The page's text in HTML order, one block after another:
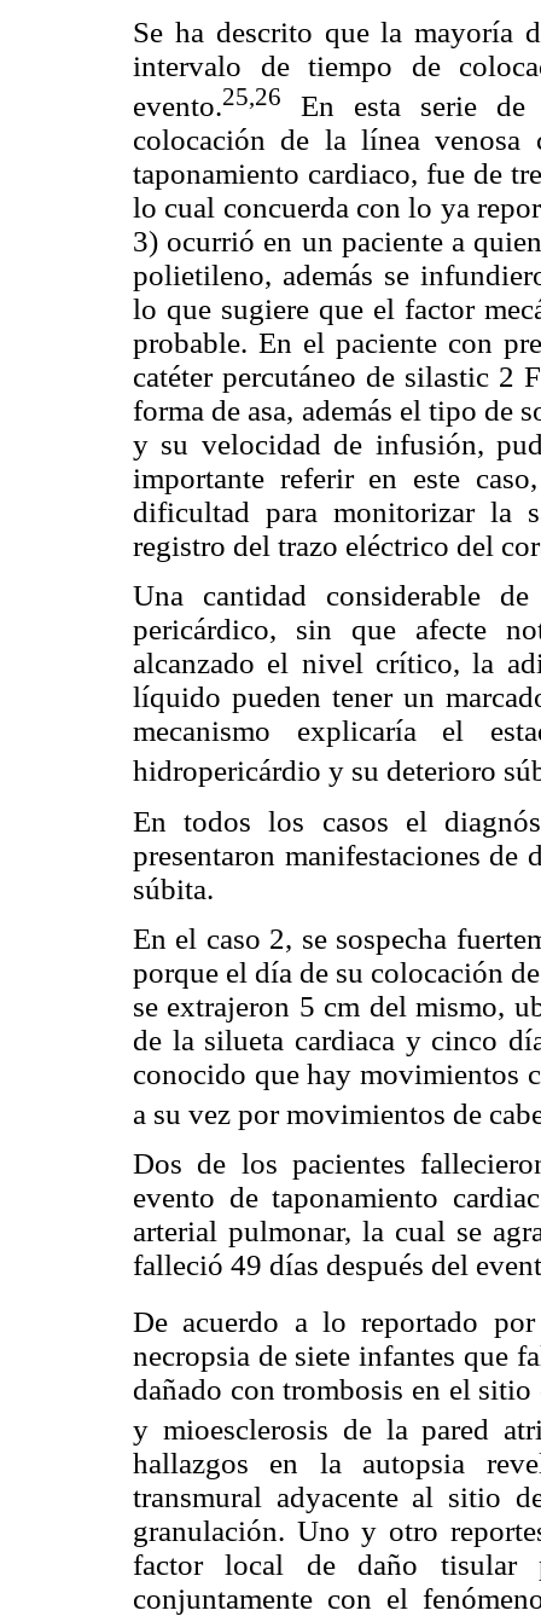
Se ha descrito que la mayoría
intervalo de tiempo de
evento.25,26
En esta serie de
colocación de la línea venosa
taponamiento cardiaco, fue de
lo cual concuerda con lo ya
3) ocurrió en un paciente a
polietileno, además se
lo que sugiere que el factor
probable. En el paciente con
catéter percutáneo de silastic 2
forma de asa, además el tipo de
y su velocidad de infusión,
importante referir en este
dificultad para monitorizar la
registro del trazo eléctrico del
Una cantidad considerable
pericárdico, sin que afecte
alcanzado el nivel crítico, la
líquido pueden tener un
mecanismo explicaría el
hidropericárdio y su deterioro
En todos los casos el
presentaron manifestaciones de
súbita.
En el caso 2, se sospecha
porque el día de su colocación
se extrajeron 5 cm del mismo,
de la silueta cardiaca y cinco
conocido que hay movimientos
a su vez por movimientos de
Dos de los pacientes
evento de taponamiento
arterial pulmonar, la cual se
falleció 49 días después del
De acuerdo a lo reportado
necropsia de siete infantes que
dañado con trombosis en el
y mioesclerosis de la pared
hallazgos en la autopsia
transmural adyacente al sitio
granulación. Uno y otro
factor local de daño tisular
conjuntamente con el